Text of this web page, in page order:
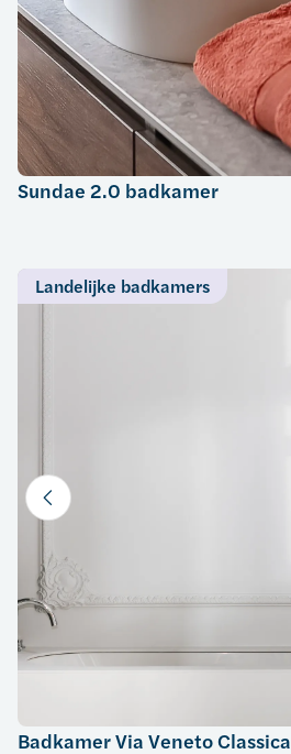
Sundae 2.0 badkamer
Landelijke badkamers
Badkamer Via Veneto Classica